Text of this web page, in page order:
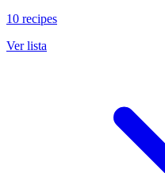
10 recipes
Ver lista